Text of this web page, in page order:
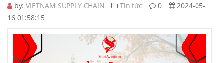
by: VIETNAM SUPPLY CHAIN Tin tức 0
2024-05-
16 01:58:15